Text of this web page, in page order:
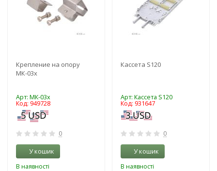
Крепление на опору
МК-03х
Арт: МК-03х
Код: 949728
0
У кошик
В наявності
Кассета S120
Арт: Кассета S120
Код: 931647
0
У кошик
В наявності